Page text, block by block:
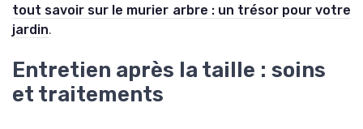
tout savoir sur le murier arbre : un trésor pour votre
jardin.
Entretien après la taille : soins
et traitements